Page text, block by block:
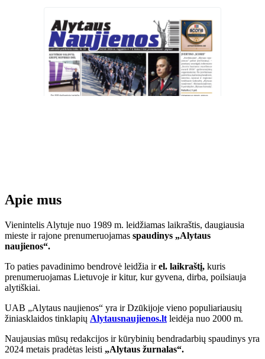
Apie mus
Vienintelis Alytuje nuo 1989 m. leidžiamas laikraštis, daugiausia
mieste ir rajone prenumeruojamas spaudinys „Alytaus
naujienos“.
To paties pavadinimo bendrovė leidžia irel. laikraštį, kuris
prenumeruojamas Lietuvoje ir kitur, kur gyvena, dirba, poilsiauja
alytiškiai.
UAB „Alytaus naujienos“ yra ir Dzūkijoje vieno populiariausių
žiniasklaidos tinklapių Alytausnaujienos.lt leidėja nuo 2000 m.
Naujausias mūsų redakcijos ir kūrybinių bendradarbių spaudinys yra
2024 metais pradėtas leisti „Alytaus žurnalas“.